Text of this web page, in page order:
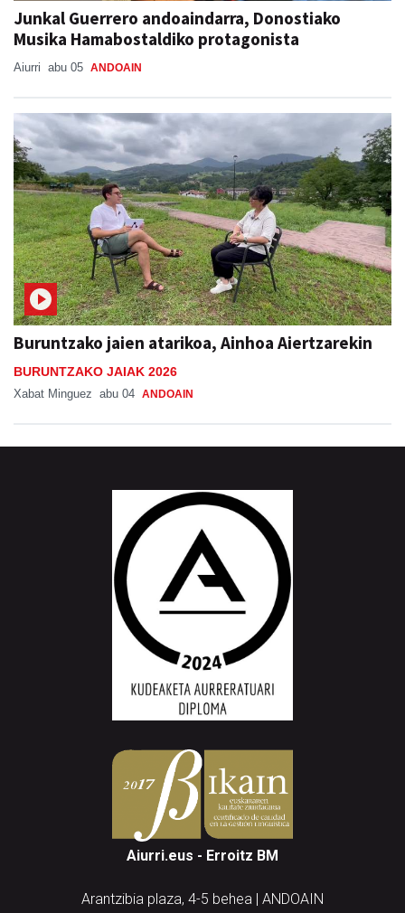
Junkal Guerrero andoaindarra, Donostiako
Musika Hamabostaldiko protagonista
Aiurri abu 05 ANDOAIN
Buruntzako jaien atarikoa, Ainhoa Aiertzarekin
BURUNTZAKO JAIAK 2026
Xabat Minguez abu 04 ANDOAIN
Aiurri.eus - Erroitz BM
Arantzibia plaza, 4-5 behea | ANDOAIN